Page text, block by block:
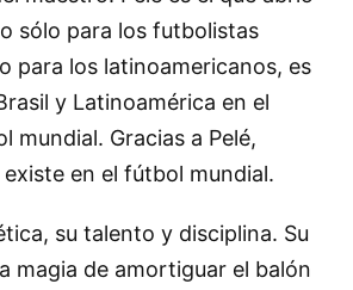
sólo para los futbolistas
para los latinoamericanos, es
y Latinoamérica en el
mundial. Gracias a Pelé,
en el fútbol mundial.
su talento y disciplina. Su
magia de amortiguar el balón